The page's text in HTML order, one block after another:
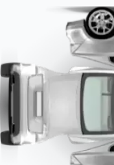
Potencia máxima hp
Combustão
Tipo de Motor
Flex
Tipo de Combustível